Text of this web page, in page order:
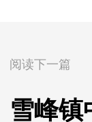
阅读下一篇
雪峰镇